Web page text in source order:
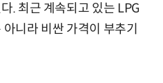
. 최근 계속되고 있는 LPG
니라 비싼 가격이 부추기